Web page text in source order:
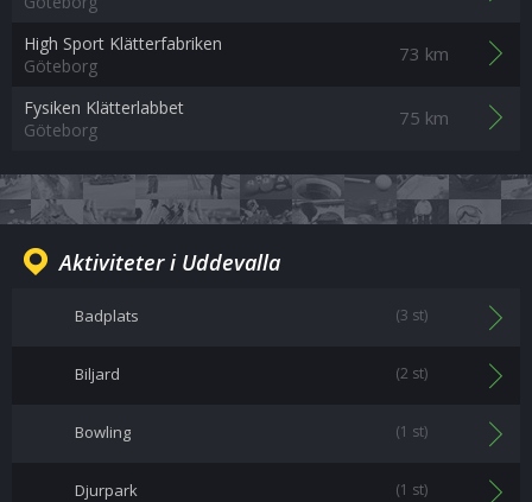
High Sport Klätterfabriken
Göteborg
73 km
Fysiken Klätterlabbet
Göteborg
75 km
Aktiviteter i Uddevalla
Badplats (3 st)
Biljard (2 st)
Bowling (1 st)
Djurpark (1 st)